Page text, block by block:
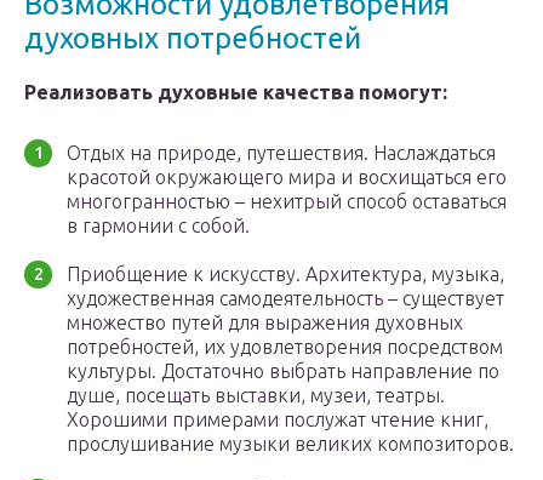
духовных потребностей
Реализовать духовные качества помогут:
Отдых на природе, путешествия. Наслаждаться
красотой окружающего мира и восхищаться его
многогранностью – нехитрый способ оставаться
в гармонии с собой.
Приобщение к искусству. Архитектура, музыка,
художественная самодеятельность – существует
множество путей для выражения духовных
потребностей, их удовлетворения посредством
культуры. Достаточно выбрать направление по
душе, посещать выставки, музеи, театры.
Хорошими примерами послужат чтение книг,
прослушивание музыки великих композиторов.